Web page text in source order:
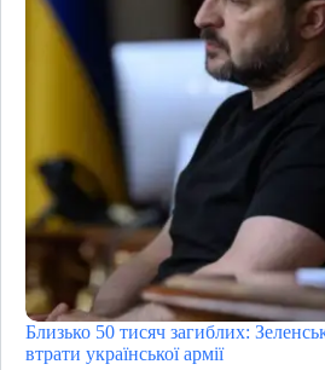
Близько 50 тисяч загиблих:
втрати української армії